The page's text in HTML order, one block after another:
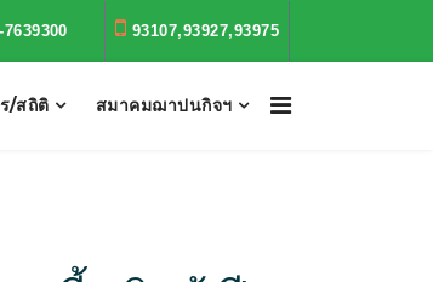
93107,93927,93975
/สถิติ สมาคมฌาปนกิจฯ